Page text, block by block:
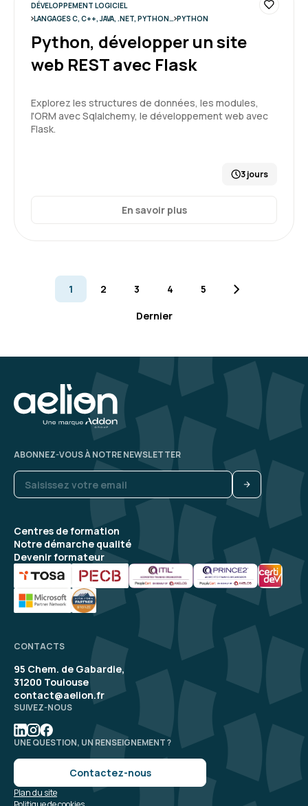
avons eu le temps d'implémenter et de
manipuler les concepts présenté. J'ai pu revoir
toutes les bases du langage et Olivier était à
l'écoute.
Une excellente expérience. La formation est
adaptée aux besoins professionnels. Les
Formation : Spring, développer des applications
d'entreprise
5
Bonne, formation claire et bien structurée.
Formation : Spring, développer des applications
d'entreprise
DÉVELOPPEMENT LOGICIEL
LANGAGES C, C++, JAVA, .NET, PYTHON… PYTHON
Python, développer un site
web REST avec Flask
Explorez les structures de données, les modules,
l'ORM avec Sqlalchemy, le développement web avec
Flask.
3 jours
En savoir plus
1 2 3 4 5
Dernier
Centres de formation
Notre démarche qualité
Devenir formateur
ABONNEZ-VOUS À NOTRE NEWSLETTER
CONTACTS
95 Chem. de Gabardie,
31200 Toulouse
contact@aelion.fr
SUIVEZ-NOUS
UNE QUESTION, UN RENSEIGNEMENT ?
Contactez-nous
Plan du site